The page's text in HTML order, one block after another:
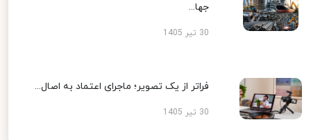
جها...
30 تیر 1405
فراتر از یک تصویر؛ ماجرای اعتماد به اصال...
30 تیر 1405